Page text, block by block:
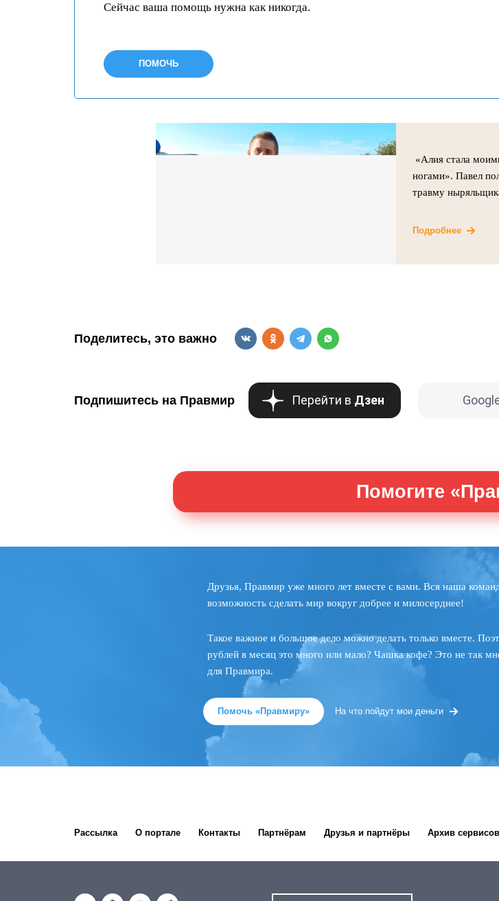
Сейчас ваша помощь нужна как никогда.
ПОМОЧЬ
«Алия стала
ногами». Павел
травму
Подробнее
Поделитесь, это важно
Подпишитесь на Правмир Перейти в Дзен
Помогите
Друзья, Правмир уже много лет вместе с вами. Вся наша
возможность сделать мир вокруг добрее и милосерднее!
Такое важное и большое дело можно делать только вместе.
рублей в месяц это много или мало? Чашка кофе? Это не так
для Правмира.
Помочь «Правмиру» На что пойдут мои деньги
Рассылка О портале Контакты Партнёрам Друзья и партнёры Архив сервисов